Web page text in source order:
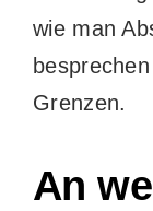
wie man
Grenzen.
An